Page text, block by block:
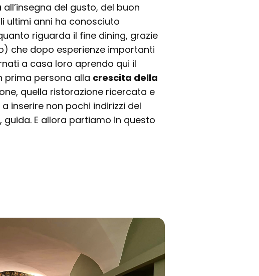
del gusto, del buon
ultimi anni ha conosciuto
riguarda il fine dining, grazie
che dopo esperienze importanti
a casa loro aprendo qui il
prima persona alla crescita della
quella ristorazione ricercata e
inserire non pochi indirizzi del
E allora partiamo in questo